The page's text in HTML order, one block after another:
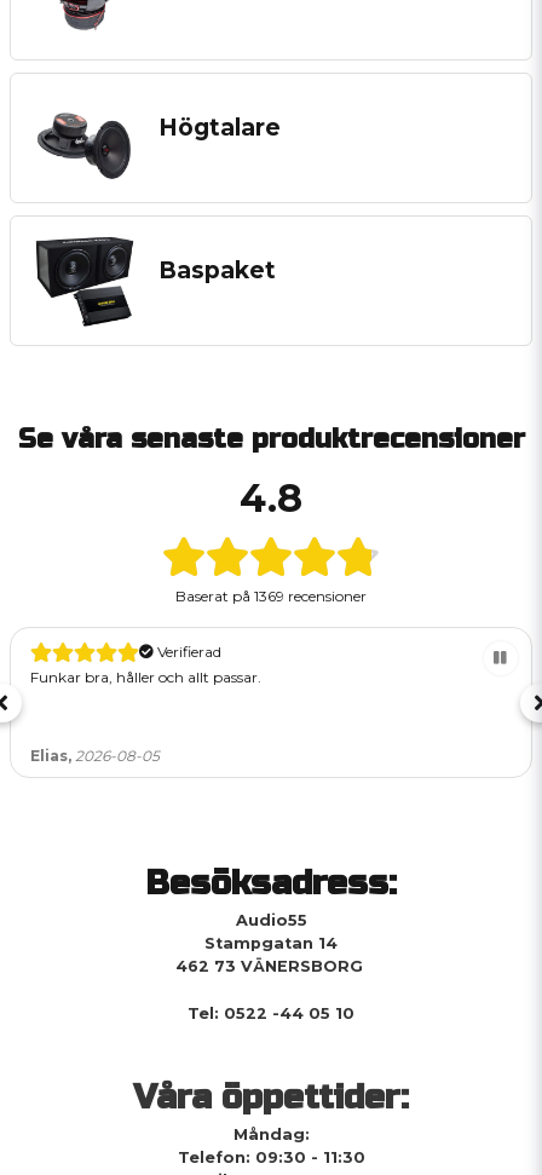
Högtalare
Baspaket
Se våra senaste produktrecensioner
4.8
Baserat på 1369 recensioner
Verifierad
Funkar bra, håller och allt passar.
Elias, 2026-08-05
Besöksadress:
Audio55
Stampgatan 14
462 73 VÄNERSBORG
Tel: 0522 -44 05 10
Våra öppettider:
Måndag:
Telefon: 09:30 - 11:30